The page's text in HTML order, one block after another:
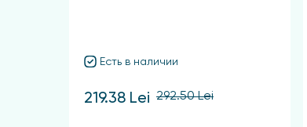
Есть в наличии
219.38 Lei 292.50 Lei